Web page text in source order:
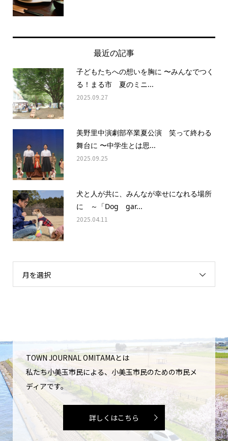
最近の記事
子どもたちへの想いを胸に 〜みんなでつく
る！まる市 夏のミニ...
2025.09.27
美野里中演劇部卒業夏公演 笑って終わる
舞台に 〜中学生とは思...
2025.09.25
犬と人が共に、みんなが幸せになれる場所
に ～「Dog gar...
2025.04.11
月を選択
TOWN JOURNAL OMITAMAとは
私たち小美玉市民による、小美玉市民のための市民メ
ディアです。
詳しくはこちら